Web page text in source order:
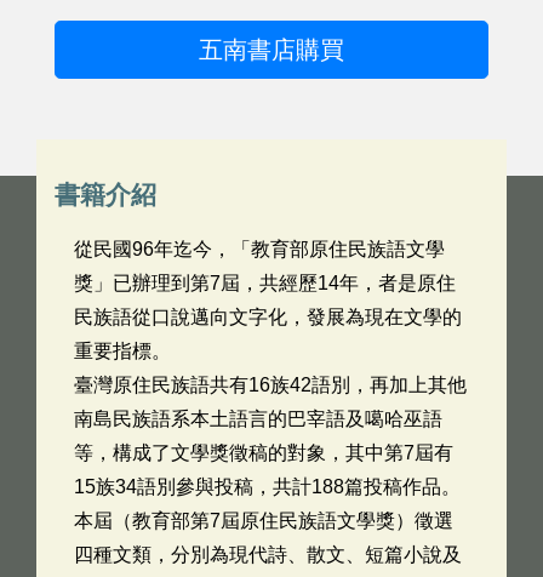
五南書店購買
書籍介紹
從民國96年迄今，「教育部原住民族語文學
獎」已辦理到第7屆，共經歷14年，者是原住
民族語從口說邁向文字化，發展為現在文學的
重要指標。
臺灣原住民族語共有16族42語別，再加上其他
南島民族語系本土語言的巴宰語及噶哈巫語
等，構成了文學獎徵稿的對象，其中第7屆有
15族34語別參與投稿，共計188篇投稿作品。
本屆（教育部第7屆原住民族語文學獎）徵選
四種文類，分別為現代詩、散文、短篇小說及